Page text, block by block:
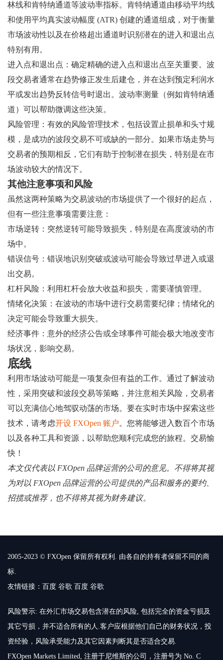
林线和肯特纳通道等波动率指标。肯特纳通道由移动平均线
和使用平均真实波动幅度 (ATR) 创建的通道组成，对于衡量
市场波动性以及在价格超出通道时识别潜在的进入和退出点
特别有用。
进入点和退出点：确定精确的进入点和退出点至关重要。波
段交易者通常在趋势修正发生后建仓，并在达到预定利润水
平或发出趋势反转信号时退出。波动率测量（例如肯特纳通
道）可以帮助微调这些决策。
风险管理：有效的风险管理技术，包括设置止损单和头寸规
模，是成功的波段交易不可或缺的一部分。如果市场走势与
交易者的预期相反，它们有助于控制潜在损失，特别是在市
场波动较大的情况下。
其他注意事项和风险
虽然这两种策略为交易波动的市场提供了一个很好的起点，
但有一些注意事项需要注意：
市场逆转：突然逆转可能导致损失，特别是在高度波动的市
场中。
错误信号：错误地识别突破或波动可能会导致过早进入或退
出交易。
杠杆风险：利用杠杆会放大收益和损失，需要谨慎管理。
情绪化决策：在波动的市场中进行交易需要纪律；情绪化的
决定可能会导致重大损失。
经济事件：意外的经济公告或全球事件可能会极大地改变市
场状况，影响交易。
底线
利用市场波动可能是一项复杂但有益的工作。通过了解波动
性，采用突破和波段交易等策略，并注意相关风险，交易者
可以充满信心地驾驭动荡的市场。要在实时市场中探索这些
技术，请考虑开设 FXOpen 账户。您将能够进入数百个市场
以及各种工具和资源，以帮助您顺利完成您的旅程。交易愉
快！
本文仅代表以 FXOpen 品牌运营的公司的意见。不得将其视
为对以 FXOpen 品牌运营的公司提供的产品和服务的要约、
招揽或推荐，也不得将其视为财务建议。
2005-2023 © FXOpen 保留所有权利. 由各自的持有者保留不同的商
标.
友情链接： 百度 谷歌 百度 谷歌
风险警示: 在外汇市场交易包含潜在的风险, 包括完全的资金亏损及
其它亏损，并不适合所有的人.客户应根据他们自己的财务状况，投
资经验，风险承受能力及其它因素判断其是否适合交易.
FXOpen Markets Limited, 注册于尼维斯的公司，注册号为 No. C